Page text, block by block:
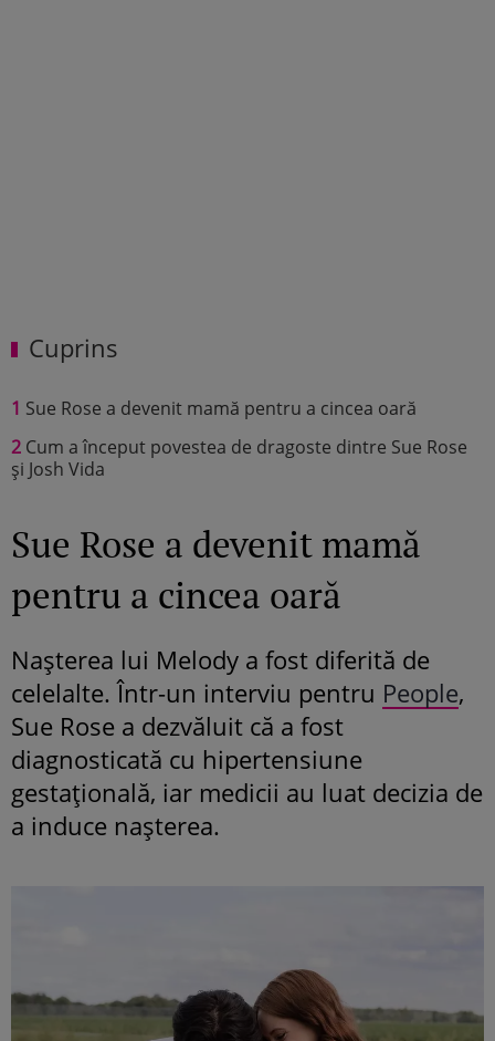
Cuprins
1 Sue Rose a devenit mamă pentru a cincea oară
2 Cum a început povestea de dragoste dintre Sue Rose
și Josh Vida
Sue Rose a devenit mamă
pentru a cincea oară
Nașterea lui Melody a fost diferită de
celelalte. Într-un interviu pentru People,
Sue Rose a dezvăluit că a fost
diagnosticată cu hipertensiune
gestațională, iar medicii au luat decizia de
a induce nașterea.